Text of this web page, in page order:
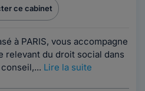
ce cabinet
à PARIS, vous accompagne
relevant du droit social dans
Lire la suite